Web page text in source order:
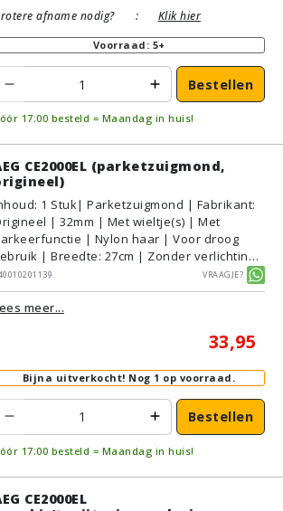
afname nodig?
: Klik hier
Voorraad: 5+
Bestellen
17:00 besteld = Maandag in huis!
CE2000EL (parketzuigmond,
: 1 Stuk| Parketzuigmond | Fabrikant:
| 32mm | Met wieltje(s) | Met
| Nylon haar | Voor droog
| Breedte: 27cm | Zonder verlichting |
kliksysteem | Zwart | AEG/Electrolux
voor vloertype: Plavuizen/Tegels,
Laminaat, PVC/Vinyl
Vraagje?
meer...
33,95
Bijna uitverkocht! Nog 1 op voorraad.
Bestellen
17:00 besteld = Maandag in huis!
CE2000EL